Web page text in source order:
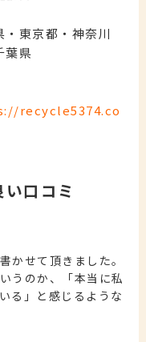
・東京都・神奈川
葉県
recycle5374.co
い口コミ
かせて頂きました。
うのか、「本当に私
る」と感じるような